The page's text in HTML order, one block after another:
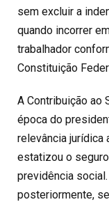
sem excluir a
quando incorrer
trabalhador
Constituição
A Contribuição ao
época do
relevância jurídica
estatizou o
previdência
posteriormente,